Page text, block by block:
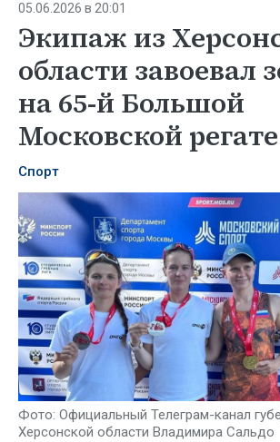
05.06.2026 в 20:01
Экипаж из
области завоевал
на 65-й Большой
Московской регате
Спорт
Фото: Официальный Телеграм-канал
Херсонской области Владимира Сальдо